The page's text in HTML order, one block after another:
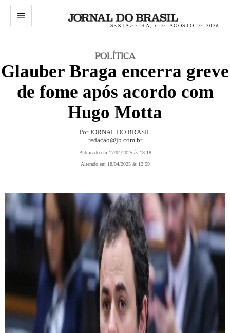
menu
SEXTA-FEIRA, 7 DE AGOSTO DE 2026
POLÍTICA
Glauber Braga encerra greve
de fome após acordo com
Hugo Motta
Por JORNAL DO BRASIL
redacao@jb.com.br
Publicado em 17/04/2025 às 18:18
Alterado em 18/04/2025 às 12:59